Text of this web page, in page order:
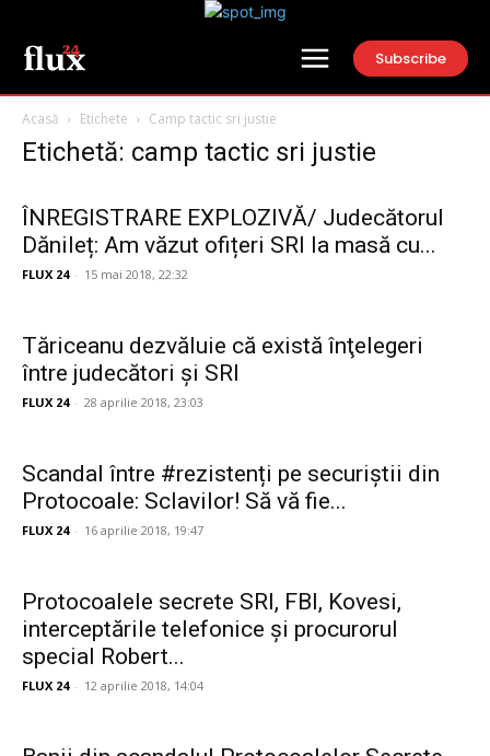
Subscribe
Acasă Etichete Camp tactic sri justie
Etichetă: camp tactic sri justie
ÎNREGISTRARE EXPLOZIVĂ/ Judecătorul
Dănileț: Am văzut ofițeri SRI la masă cu...
FLUX 24 - 15 mai 2018, 22:32
Tăriceanu dezvăluie că există înţelegeri
între judecători şi SRI
FLUX 24 - 28 aprilie 2018, 23:03
Scandal între #rezistenți pe securiștii din
Protocoale: Sclavilor! Să vă fie...
FLUX 24 - 16 aprilie 2018, 19:47
Protocoalele secrete SRI, FBI, Kovesi,
interceptările telefonice și procurorul
special Robert...
FLUX 24 - 12 aprilie 2018, 14:04